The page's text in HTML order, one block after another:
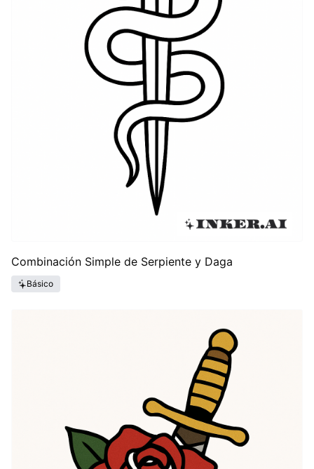
Combinación Simple de Serpiente y Daga
Básico